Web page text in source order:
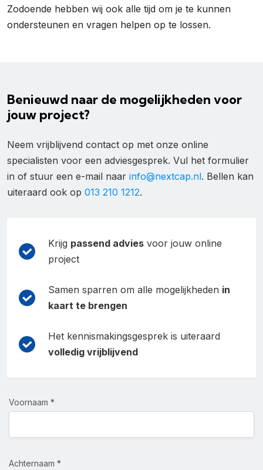
Zodoende hebben wij ook alle tijd om je te kunnen
ondersteunen en vragen helpen op te lossen.
Benieuwd naar de mogelijkheden voor
jouw project?
Neem vrijblijvend contact op met onze online
specialisten voor een adviesgesprek. Vul het formulier
in of stuur een e-mail naar info@nextcap.nl. Bellen kan
uiteraard ook op 013 210 1212.
Krijg passend advies voor jouw online
project
Samen sparren om alle mogelijkheden in
kaart te brengen
Het kennismakingsgesprek is uiteraard
volledig vrijblijvend
Voornaam *
Achternaam *